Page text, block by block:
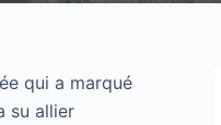
qui a marqué
su allier